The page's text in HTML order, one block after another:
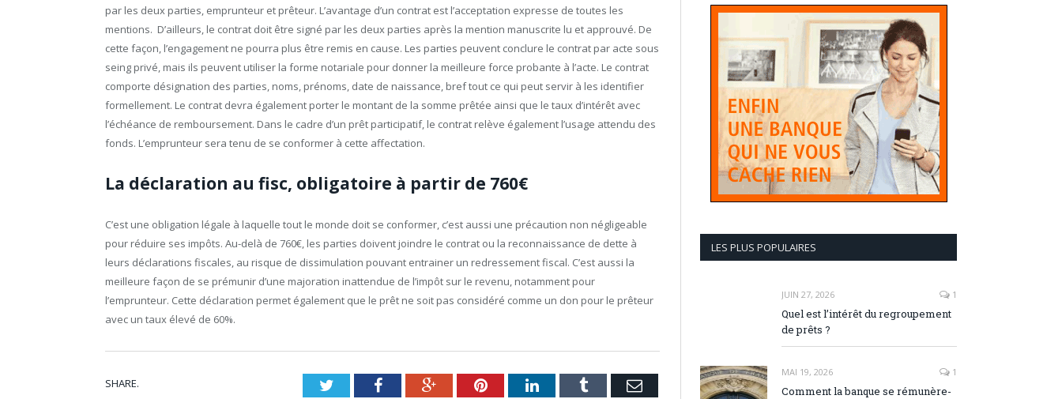
par les deux parties, emprunteur et prêteur. L’avantage d’un contrat est l’acceptation expresse de toutes les
mentions. D’ailleurs, le contrat doit être signé par les deux parties après la mention manuscrite lu et approuvé. De
cette façon, l’engagement ne pourra plus être remis en cause. Les parties peuvent conclure le contrat par acte sous
seing privé, mais ils peuvent utiliser la forme notariale pour donner la meilleure force probante à l’acte. Le contrat
comporte désignation des parties, noms, prénoms, date de naissance, bref tout ce qui peut servir à les identifier
formellement. Le contrat devra également porter le montant de la somme prêtée ainsi que le taux d’intérêt avec
l’échéance de remboursement. Dans le cadre d’un prêt participatif, le contrat relève également l’usage attendu des
fonds. L’emprunteur sera tenu de se conformer à cette affectation.
La déclaration au fisc, obligatoire à partir de 760€
C’est une obligation légale à laquelle tout le monde doit se conformer, c’est aussi une précaution non négligeable
pour réduire ses impôts. Au-delà de 760€, les parties doivent joindre le contrat ou la reconnaissance de dette à
leurs déclarations fiscales, au risque de dissimulation pouvant entrainer un redressement fiscal. C’est aussi la
meilleure façon de se prémunir d’une majoration inattendue de l’impôt sur le revenu, notamment pour
l’emprunteur. Cette déclaration permet également que le prêt ne soit pas considéré comme un don pour le prêteur
avec un taux élevé de 60%.
SHARE. TwitterFacebookGoogle+PinterestLinkedInTumblr Email
LES PLUS POPULAIRES
JUIN 27, 2026 1
Quel est l’intérêt du regroupement
de prêts ?
MAI 19, 2026 1
Comment la banque se rémunère-